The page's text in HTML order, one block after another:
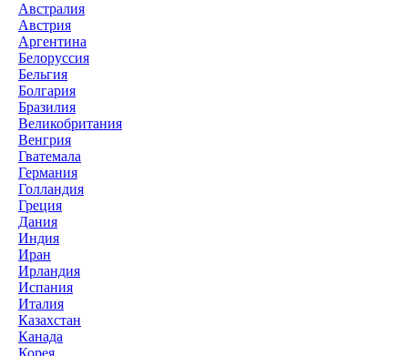
Австралия
Австрия
Аргентина
Белоруссия
Бельгия
Болгария
Бразилия
Великобритания
Венгрия
Гватемала
Германия
Голландия
Греция
Дания
Индия
Иран
Ирландия
Испания
Италия
Казахстан
Канада
Корея